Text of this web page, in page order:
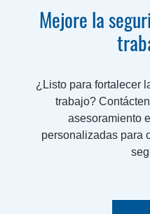
Mejore la
¿Listo para fortalecer
trabajo?
asesoramiento
personalizadas para